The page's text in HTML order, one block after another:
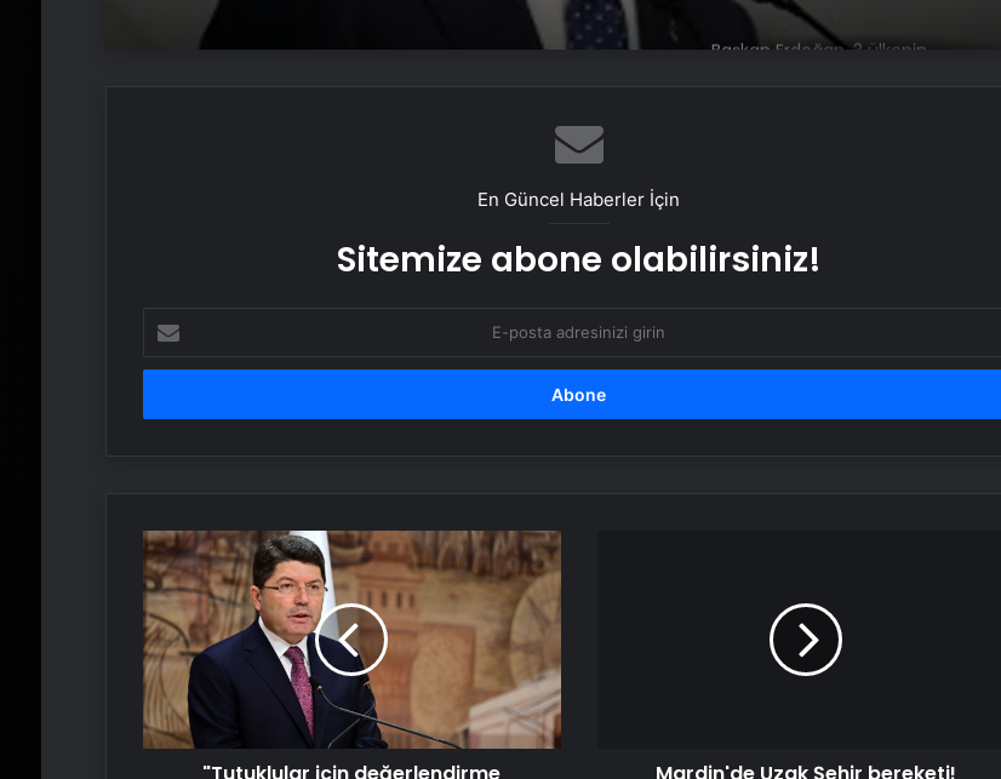
Başkan Erdoğan, 3 ülkenin
Boğaziçi Üniversitesi’ndeki olaylarda
Dışişleri Bakanlığı’ndan Libya
sağlanması için diyaloğa girilmesi
UETDS Nedir ? Uetds.com İle Akıllı
Dijital Taşımacılık Yazılımı
En Güncel Haberler İçin
Sitemize abone olabilirsiniz!
posta
adresinizi
"Tutuklular
için
değerlendirme
yargıda"
görmedi'